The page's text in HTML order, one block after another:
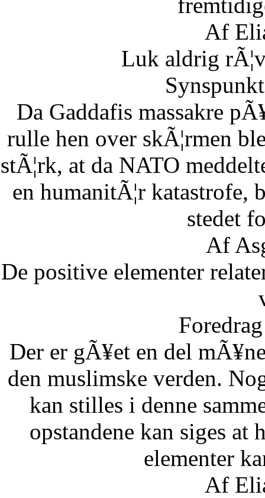
Af
Luk aldrig
Da Gaddafis massakre
rulle hen over skÃ¦rmen
stÃ¦rk, at da NATO
en humanitÃ¦r katastrofe,
stedet
Af
De positive elementer
Der er gÃ¥et en del
den muslimske verden.
kan stilles i denne
opstandene kan siges at
elementer
Af